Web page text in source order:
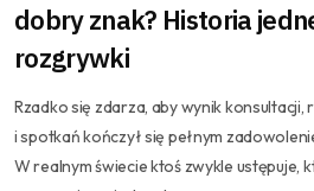
dobry znak? Historia
rozgrywki
Rzadko się zdarza, aby wynik
i spotkań kończył się pełnym
W realnym świecie ktoś zwykle ustępuje,